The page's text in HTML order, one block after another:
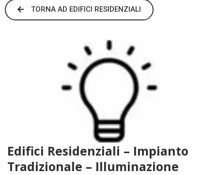
TORNA AD EDIFICI RESIDENZIALI
Edifici Residenziali – Impianto
Tradizionale – Illuminazione